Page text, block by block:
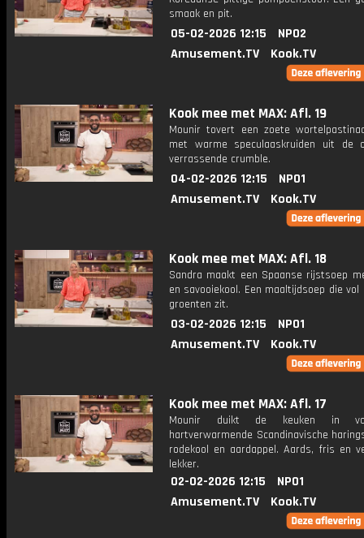
smaak en pit.
05-02-2026 12:15
NPO2
Amusement.TV
Kook.TV
Kook mee met MAX: Afl. 19
Mounir tovert een zoete
met warme speculaaskruiden uit de
verrassende crumble.
04-02-2026 12:15
NPO1
Amusement.TV
Kook.TV
Kook mee met MAX: Afl. 18
Sandra maakt een Spaanse rijstsoep
en savooiekool. Een maaltijdsoep die vol
groenten zit.
03-02-2026 12:15
NPO1
Amusement.TV
Kook.TV
Kook mee met MAX: Afl. 17
Mounir duikt de keuken in
hartverwarmende Scandinavische
rodekool en aardappel. Aards, fris en
lekker.
02-02-2026 12:15
NPO1
Amusement.TV
Kook.TV